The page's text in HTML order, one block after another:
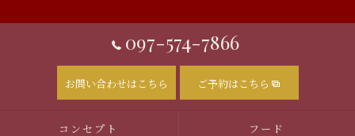
097-574-7866
お問い合わせはこちら ご予約はこちら
コンセプト フード